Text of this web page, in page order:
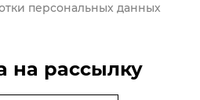
персональных данных
на рассылку